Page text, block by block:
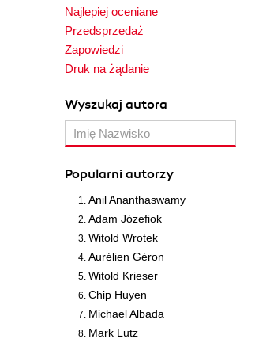
Najlepiej oceniane
Przedsprzedaż
Zapowiedzi
Druk na żądanie
Wyszukaj autora
Popularni autorzy
Anil Ananthaswamy
Adam Józefiok
Witold Wrotek
Aurélien Géron
Witold Krieser
Chip Huyen
Michael Albada
Mark Lutz